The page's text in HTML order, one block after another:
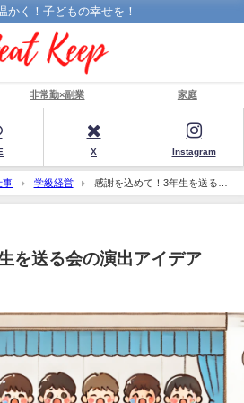
かく！子どもの幸せを！
非常勤×副業 家庭
X Instagram
事 学級経営
感謝を込めて！3年生を送る会
を送る会の演出アイデア